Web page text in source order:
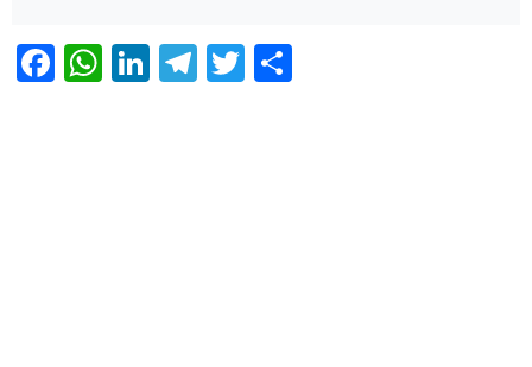
Facebook
WhatsApp
LinkedIn
Telegram
Twitter